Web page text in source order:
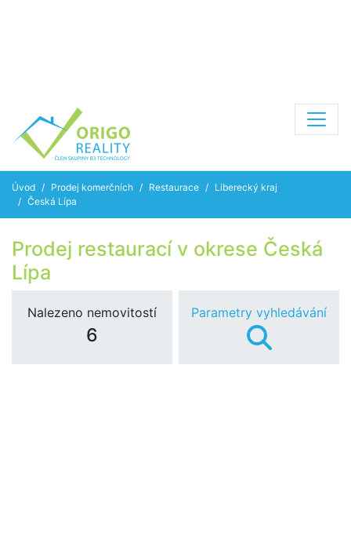
Úvod Prodej komerčních Restaurace
Liberecký kraj
Česká Lípa
Prodej restaurací v okrese Česká
Lípa
Nalezeno nemovitostí
6
Parametry vyhledávání